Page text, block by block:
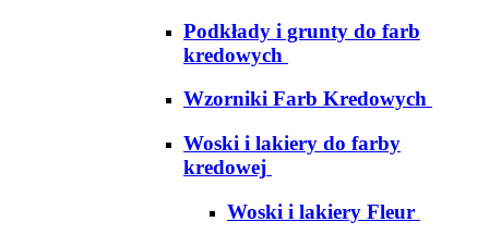
Podkłady i grunty do farb
kredowych
Wzorniki Farb Kredowych
Woski i lakiery do farby
kredowej
Woski i lakiery Fleur